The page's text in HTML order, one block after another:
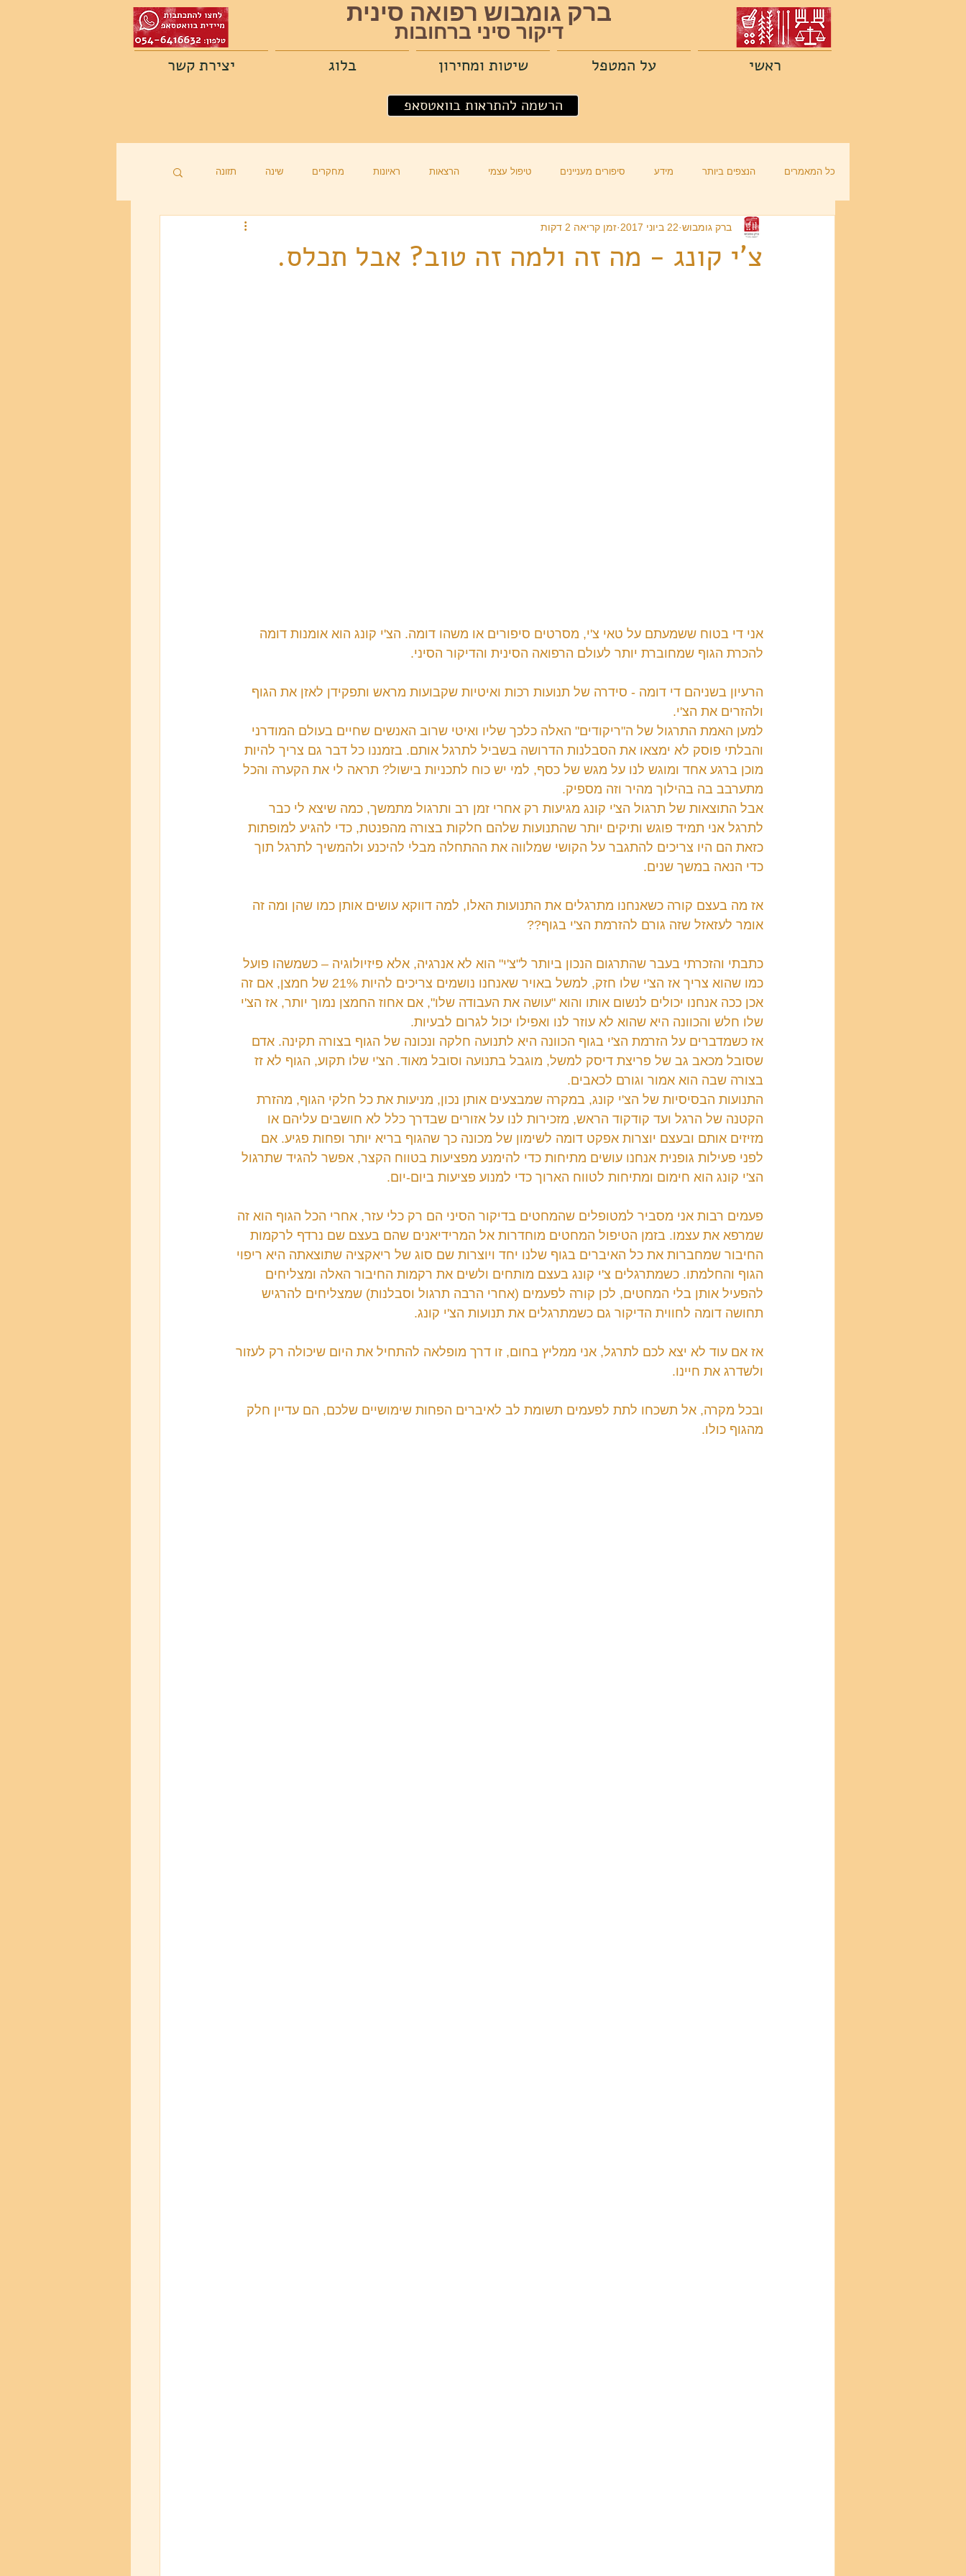
ברק גומבוש רפואה סינית
דיקור סיני ברחובות
ראשי על המטפל שיטות ומחירון בלוג יצירת קשר
הרשמה להתראות בוואטסאפ
כל המאמרים הנצפים ביותר מידע סיפורים מעניינים טיפול עצמי הרצאות ראיונות מחקרים שינה תזונה
צ'י קונג - מה זה ולמה זה טוב? אבל תכלס.
ברק גומבוש 22 ביוני 2017 זמן קריאה 2 דקות
אני די בטוח ששמעתם על טאי צ'י, מסרטים סיפורים או משהו דומה. הצ'י קונג הוא אומנות דומה
להכרת הגוף שמחוברת יותר לעולם הרפואה הסינית והדיקור הסיני.
הרעיון בשניהם די דומה - סידרה של תנועות רכות ואיטיות שקבועות מראש ותפקידן לאזן את הגוף
ולהזרים את הצ'י.
למען האמת התרגול של ה"ריקודים" האלה כלכך שליו ואיטי שרוב האנשים שחיים בעולם המודרני
והבלתי פוסק לא ימצאו את הסבלנות הדרושה בשביל לתרגל אותם. בזמננו כל דבר גם צריך להיות
מוכן ברגע אחד ומוגש לנו על מגש של כסף, למי יש כוח לתכניות בישול? תראה לי את הקערה והכל
מתערבב בה בהילוך מהיר וזה מספיק.
אבל התוצאות של תרגול הצ'י קונג מגיעות רק אחרי זמן רב ותרגול מתמשך, כמה שיצא לי כבר
לתרגל אני תמיד פוגש ותיקים יותר שהתנועות שלהם חלקות בצורה מהפנטת, כדי להגיע למופתות
כזאת הם היו צריכים להתגבר על הקושי שמלווה את ההתחלה מבלי להיכנע ולהמשיך לתרגל תוך
כדי הנאה במשך שנים.
אז מה בעצם קורה כשאנחנו מתרגלים את התנועות האלו, למה דווקא עושים אותן כמו שהן ומה זה
אומר לעזאזל שזה גורם להזרמת הצ'י בגוף??
כתבתי והזכרתי בעבר שהתרגום הנכון ביותר ל"צ'י" הוא לא אנרגיה, אלא פיזיולוגיה – כשמשהו פועל
כמו שהוא צריך אז הצ'י שלו חזק, למשל באויר שאנחנו נושמים צריכים להיות 21% של חמצן, אם זה
אכן ככה אנחנו יכולים לנשום אותו והוא "עושה את העבודה שלו", אם אחוז החמצן נמוך יותר, אז הצ'י
שלו חלש והכוונה היא שהוא לא עוזר לנו ואפילו יכול לגרום לבעיות.
אז כשמדברים על הזרמת הצ'י בגוף הכוונה היא לתנועה חלקה ונכונה של הגוף בצורה תקינה. אדם
שסובל מכאב גב של פריצת דיסק למשל, מוגבל בתנועה וסובל מאוד. הצ'י שלו תקוע, הגוף לא זז
בצורה שבה הוא אמור וגורם לכאבים.
התנועות הבסיסיות של הצ'י קונג, במקרה שמבצעים אותן נכון, מניעות את כל חלקי הגוף, מהזרת
הקטנה של הרגל ועד קודקוד הראש, מזכירות לנו על אזורים שבדרך כלל לא חושבים עליהם או
מזיזים אותם ובעצם יוצרות אפקט דומה לשימון של מכונה כך שהגוף בריא יותר ופחות פגיע. אם
לפני פעילות גופנית אנחנו עושים מתיחות כדי להימנע מפציעות בטווח הקצר, אפשר להגיד שתרגול
הצ'י קונג הוא חימום ומתיחות לטווח הארוך כדי למנוע פציעות ביום-יום.
פעמים רבות אני מסביר למטופלים שהמחטים בדיקור הסיני הם רק כלי עזר, אחרי הכל הגוף הוא זה
שמרפא את עצמו. בזמן הטיפול המחטים מוחדרות אל המרידיאנים שהם בעצם שם נרדף לרקמות
החיבור שמחברות את כל האיברים בגוף שלנו יחד ויוצרות שם סוג של ריאקציה שתוצאתה היא ריפוי
הגוף והחלמתו. כשמתרגלים צ'י קונג בעצם מותחים ולשים את רקמות החיבור האלה ומצליחים
להפעיל אותן בלי המחטים, לכן קורה לפעמים (אחרי הרבה תרגול וסבלנות) שמצליחים להרגיש
תחושה דומה לחווית הדיקור גם כשמתרגלים את תנועות הצ'י קונג.
אז אם עוד לא יצא לכם לתרגל, אני ממליץ בחום, זו דרך מופלאה להתחיל את היום שיכולה רק לעזור
ולשדרג את חיינו.
ובכל מקרה, אל תשכחו לתת לפעמים תשומת לב לאיברים הפחות שימושיים שלכם, הם עדיין חלק
מהגוף כולו.